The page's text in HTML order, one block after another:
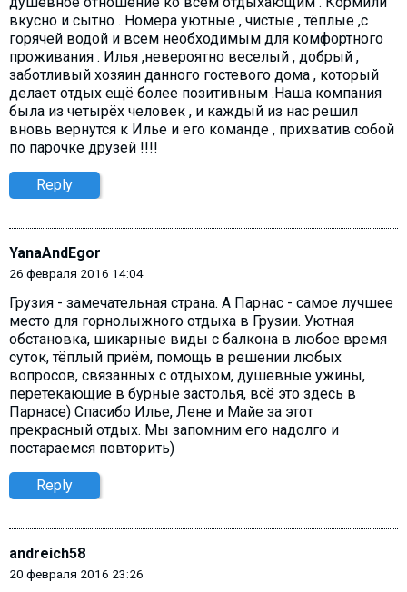
вкусно и сытно . Номера уютные , чистые , тёплые ,с
горячей водой и всем необходимым для комфортного
проживания . Илья ,невероятно веселый , добрый ,
заботливый хозяин данного гостевого дома , который
делает отдых ещё более позитивным .Наша компания
была из четырёх человек , и каждый из нас решил
вновь вернутся к Илье и его команде , прихватив собой
по парочке друзей !!!!
Reply
YanaAndEgor
26 февраля 2016 14:04
Грузия - замечательная страна. А Парнас - самое лучшее
место для горнолыжного отдыха в Грузии. Уютная
обстановка, шикарные виды с балкона в любое время
суток, тёплый приём, помощь в решении любых
вопросов, связанных с отдыхом, душевные ужины,
перетекающие в бурные застолья, всё это здесь в
Парнасе) Спасибо Илье, Лене и Майе за этот
прекрасный отдых. Мы запомним его надолго и
постараемся повторить)
Reply
andreich58
20 февраля 2016 23:26